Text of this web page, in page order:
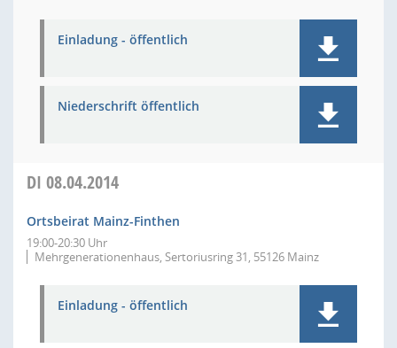
Einladung - öffentlich
Niederschrift öffentlich
DI 08.04.2014
Ortsbeirat Mainz-Finthen
19:00-20:30 Uhr
Mehrgenerationenhaus, Sertoriusring 31, 55126 Mainz
Einladung - öffentlich